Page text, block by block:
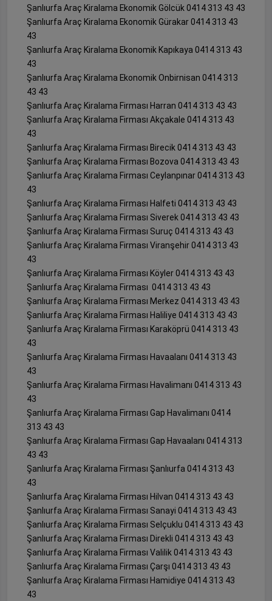
Şanlıurfa Araç Kiralama Ekonomik Gölcük 0414 313 43 43
Şanlıurfa Araç Kiralama Ekonomik Gürakar 0414 313 43
43
Şanlıurfa Araç Kiralama Ekonomik Kapıkaya 0414 313 43
43
Şanlıurfa Araç Kiralama Ekonomik Onbirnisan 0414 313
43 43
Şanlıurfa Araç Kiralama Firması Harran 0414 313 43 43
Şanlıurfa Araç Kiralama Firması Akçakale 0414 313 43
43
Şanlıurfa Araç Kiralama Firması Birecik 0414 313 43 43
Şanlıurfa Araç Kiralama Firması Bozova 0414 313 43 43
Şanlıurfa Araç Kiralama Firması Ceylanpınar 0414 313 43
43
Şanlıurfa Araç Kiralama Firması Halfeti 0414 313 43 43
Şanlıurfa Araç Kiralama Firması Siverek 0414 313 43 43
Şanlıurfa Araç Kiralama Firması Suruç 0414 313 43 43
Şanlıurfa Araç Kiralama Firması Viranşehir 0414 313 43
43
Şanlıurfa Araç Kiralama Firması Köyler 0414 313 43 43
Şanlıurfa Araç Kiralama Firması 0414 313 43 43
Şanlıurfa Araç Kiralama Firması Merkez 0414 313 43 43
Şanlıurfa Araç Kiralama Firması Haliliye 0414 313 43 43
Şanlıurfa Araç Kiralama Firması Karaköprü 0414 313 43
43
Şanlıurfa Araç Kiralama Firması Havaalanı 0414 313 43
43
Şanlıurfa Araç Kiralama Firması Havalimanı 0414 313 43
43
Şanlıurfa Araç Kiralama Firması Gap Havalimanı 0414
313 43 43
Şanlıurfa Araç Kiralama Firması Gap Havaalanı 0414 313
43 43
Şanlıurfa Araç Kiralama Firması Şanlıurfa 0414 313 43
43
Şanlıurfa Araç Kiralama Firması Hilvan 0414 313 43 43
Şanlıurfa Araç Kiralama Firması Sanayi 0414 313 43 43
Şanlıurfa Araç Kiralama Firması Selçuklu 0414 313 43 43
Şanlıurfa Araç Kiralama Firması Direkli 0414 313 43 43
Şanlıurfa Araç Kiralama Firması Valilik 0414 313 43 43
Şanlıurfa Araç Kiralama Firması Çarşı 0414 313 43 43
Şanlıurfa Araç Kiralama Firması Hamidiye 0414 313 43
43